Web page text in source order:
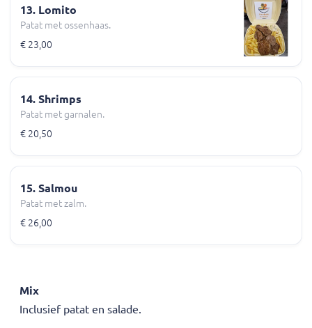
13. Lomito
Patat met ossenhaas.
€ 23,00
14. Shrimps
Patat met garnalen.
€ 20,50
15. Salmou
Patat met zalm.
€ 26,00
Mix
Inclusief patat en salade​.